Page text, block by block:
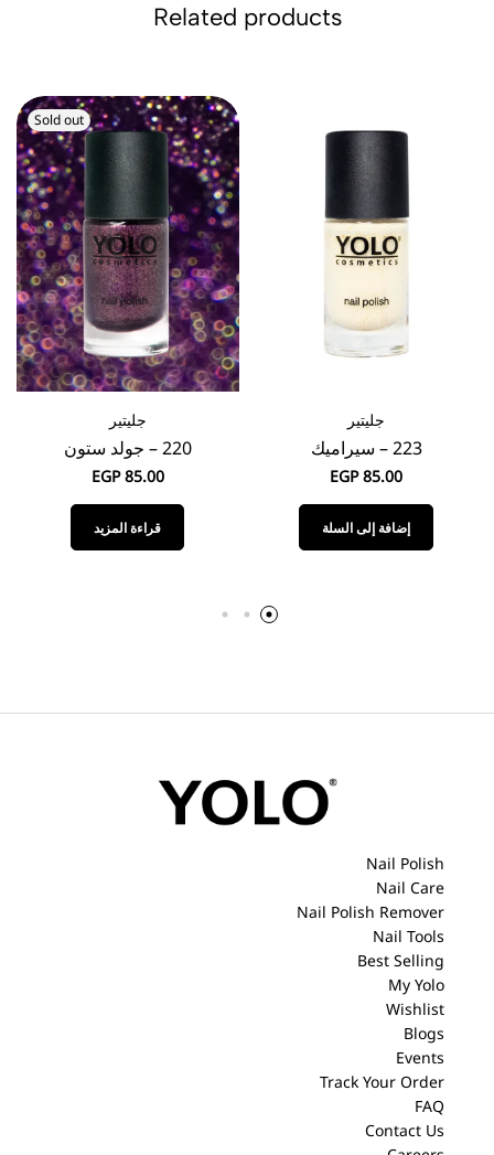
Related products
جليتير
223 – سيراميك
EGP85.00
إضافة إلى السلة
Sold out
جليتير
220 – جولد ستون
EGP85.00
قراءة المزيد
Nail Polish
Nail Care
Nail Polish Remover
Nail Tools
Best Selling
My Yolo
Wishlist
Blogs
Events
Track Your Order
FAQ
Contact Us